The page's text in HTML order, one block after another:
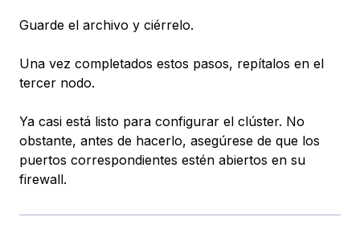
Guarde el archivo y ciérrelo.
Una vez completados estos pasos, repítalos en el
tercer nodo.
Ya casi está listo para configurar el clúster. No
obstante, antes de hacerlo, asegúrese de que los
puertos correspondientes estén abiertos en su
firewall.